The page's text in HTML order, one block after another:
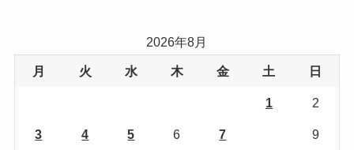
2026年8月
月 火 水 木 金 土 日
1 2
3 4 5 6 7 9